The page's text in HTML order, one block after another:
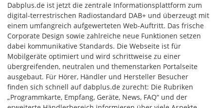
Dabplus.de ist jetzt die zentrale Informationsplattform zum
digital-terrestrischen Radiostandard DAB+ und überzeugt mit
einem umfangreich aufgewerteten Web-Auftritt. Das frische
Corporate Design sowie zahlreiche neue Funktionen setzen
dabei kommunikative Standards. Die Webseite ist für
Mobilgeräte optimiert und wird schrittweise zu einer
übergreifenden, neutralen und themenstarken Portalseite
ausgebaut. Für Hörer, Händler und Hersteller Besucher
finden sich schnell auf dabplus.de zurecht: Die Rubriken
„Programmkarte, Empfang, Geräte, News, FAQ“ und der